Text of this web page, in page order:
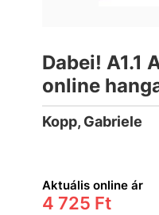
Dabei! A1.1
online
Kopp, Gabriele
Aktuális online ár
4 725 Ft